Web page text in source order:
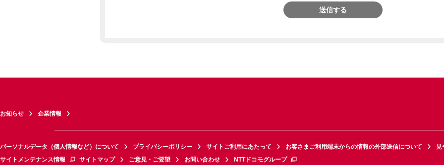
送信する
お知らせ 企業情報
パーソナルデータ（個人情報など）について プライバシーポリシー サイトご利用にあたって お客さまご利用端末からの情報の外部送信について
見
サイトメンテナンス情報
サイトマップ ご意見・ご要望 お問い合わせ NTTドコモグループ